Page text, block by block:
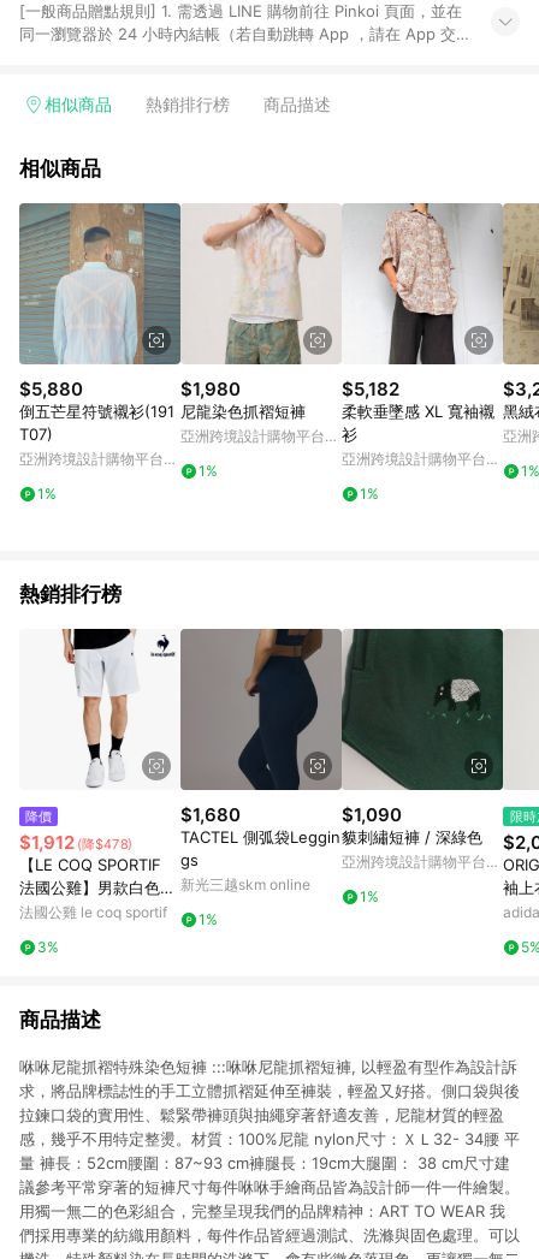
[一般商品贈點規則] 1. 需透過 LINE 購物前往 Pinkoi 頁面，並在
同一瀏覽器於 24 小時內結帳（若自動跳轉 App ，請在 App 交
回饋訂單不得享有 Pinkoi 站方優惠，例如首購優惠，P coins，
行為，不具贈點資格，部分退款不在此限。 6. APP 請更新至
貨後 45 天後發送。 8. 群眾募資商品，禮物卡，開館保證金，補
運費，攤位費等不具贈點資格。 9. LINE 購物站上之商品規格、
顏色、價位、贈品如與 Pinkoi 商品資訊頁及購物車不符，以
Pinkoi 購物商品資訊頁及購物車標示為準。 10. 點數紅包使用規
則請以點數紅包活動說明為準。 11. 若於 LINE 購物前往 Pinkoi
頁面後才首次下載 Pinkoi APP 並完成訂單，不符合導購資格；承
上，首次下載 Pinkoi APP 後，需透過 LINE 購物前往 Pinkoi 頁
面，方享導購資格。
相似商品 熱銷排行榜 商品描述
相似商品
$5,880
倒五芒星符號襯衫(191
T07)
亞洲跨境設計購物平台
1%
$1,980
尼龍染色抓褶短褲
亞洲跨境設計購物平台
1%
$5,182
柔軟垂墜感 XL 寬袖襯
衫
亞洲跨境設計購物平台
1%
黑絨
亞洲
1%
熱銷排行榜
降價
$1,912 (降$478)
【LE COQ SPORTIF
法國公雞】男款白色平
織休閒短褲LWX81381
法國公雞 le coq sportif
3%
$1,680
TACTEL 側弧袋Leggin
gs
新光三越skm online
1%
$1,090
貘刺繡短褲 / 深綠色
亞洲跨境設計購物平台
1%
限
袖上
商品描述
咻咻尼龍抓褶特殊染色短褲 :::咻咻尼龍抓褶短褲, 以輕盈有型作為設計訴
求，將品牌標誌性的手工立體抓褶延伸至褲裝，輕盈又好搭。側口袋與後
拉鍊口袋的實用性、鬆緊帶褲頭與抽繩穿著舒適友善，尼龍材質的輕盈
感，幾乎不用特定整燙。材質：100%尼龍 nylon尺寸：ＸＬ32- 34腰 平
量 褲長：52cm腰圍：87~93 cm褲腿長：19cm大腿圍： 38 cm尺寸建
議參考平常穿著的短褲尺寸每件咻咻手繪商品皆為設計師一件一件繪製。
用獨一無二的色彩組合，完整呈現我們的品牌精神：ART TO WEAR 我
們採用專業的紡織用顏料，每件作品皆經過測試、洗滌與固色處理。可以